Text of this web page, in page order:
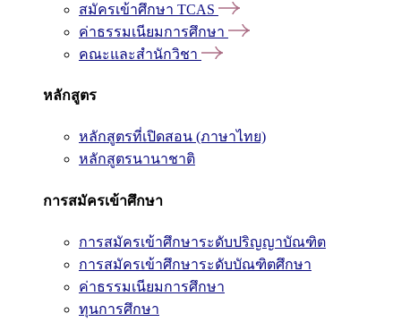
สมัครเข้าศึกษา TCAS
ค่าธรรมเนียมการศึกษา
คณะและสำนักวิชา
หลักสูตร
หลักสูตรที่เปิดสอน (ภาษาไทย)
หลักสูตรนานาชาติ
การสมัครเข้าศึกษา
การสมัครเข้าศึกษาระดับปริญญาบัณฑิต
การสมัครเข้าศึกษาระดับบัณฑิตศึกษา
ค่าธรรมเนียมการศึกษา
ทุนการศึกษา